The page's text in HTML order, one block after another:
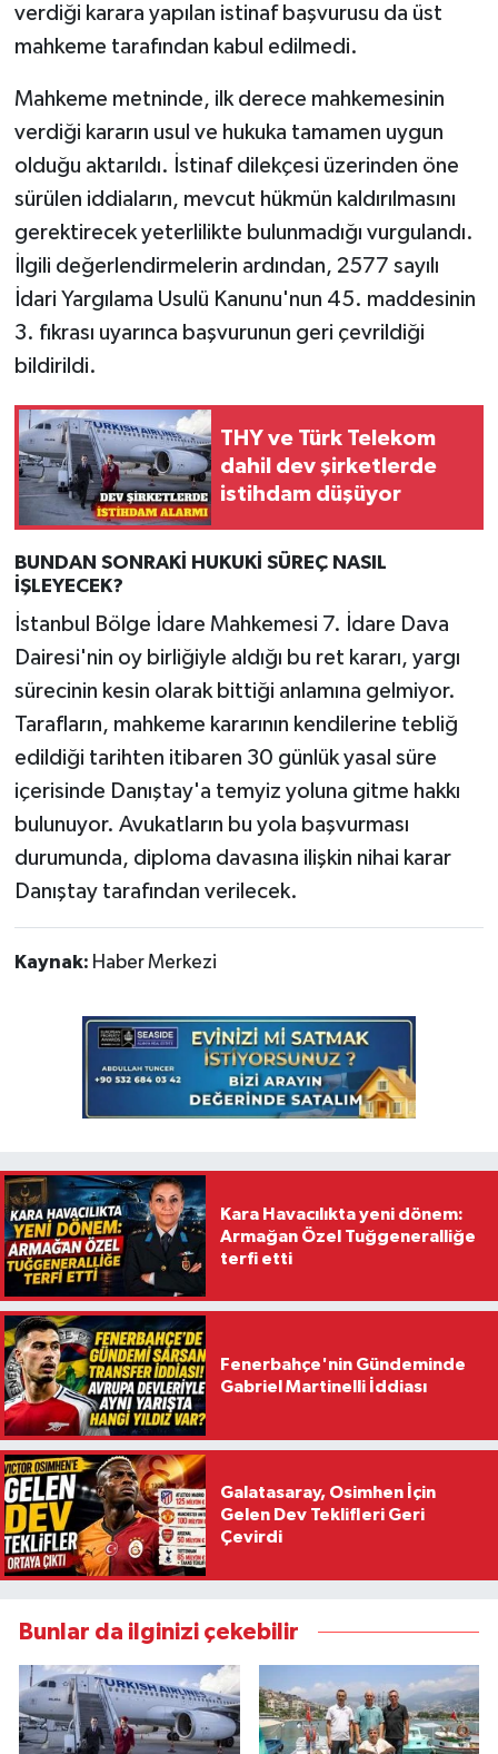
verdiği karara yapılan istinaf başvurusu da üst
mahkeme tarafından kabul edilmedi.
Mahkeme metninde, ilk derece mahkemesinin
verdiği kararın usul ve hukuka tamamen uygun
olduğu aktarıldı. İstinaf dilekçesi üzerinden öne
sürülen iddiaların, mevcut hükmün kaldırılmasını
gerektirecek yeterlilikte bulunmadığı vurgulandı.
İlgili değerlendirmelerin ardından, 2577 sayılı
İdari Yargılama Usulü Kanunu'nun 45. maddesinin
3. fıkrası uyarınca başvurunun geri çevrildiği
bildirildi.
THY ve Türk Telekom
dahil dev şirketlerde
istihdam düşüyor
BUNDAN SONRAKİ HUKUKİ SÜREÇ NASIL
İŞLEYECEK?
İstanbul Bölge İdare Mahkemesi 7. İdare Dava
Dairesi'nin oy birliğiyle aldığı bu ret kararı, yargı
sürecinin kesin olarak bittiği anlamına gelmiyor.
Tarafların, mahkeme kararının kendilerine tebliğ
edildiği tarihten itibaren 30 günlük yasal süre
içerisinde Danıştay'a temyiz yoluna gitme hakkı
bulunuyor. Avukatların bu yola başvurması
durumunda, diploma davasına ilişkin nihai karar
Danıştay tarafından verilecek.
Kaynak: Haber Merkezi
Kara Havacılıkta yeni dönem:
Armağan Özel Tuğgeneralliğe
terfi etti
Fenerbahçe'nin Gündeminde
Gabriel Martinelli İddiası
Galatasaray, Osimhen İçin
Gelen Dev Teklifleri Geri
Çevirdi
Bunlar da ilginizi çekebilir